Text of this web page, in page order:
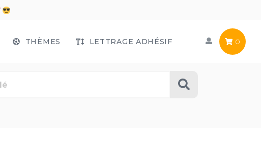
THÈMES LETTRAGE ADHÉSIF 0